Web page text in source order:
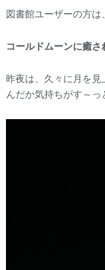
図書館ユーザーの方は
コールドムーンに癒さ
昨夜は、久々に月を
んだか気持ちがす～っ